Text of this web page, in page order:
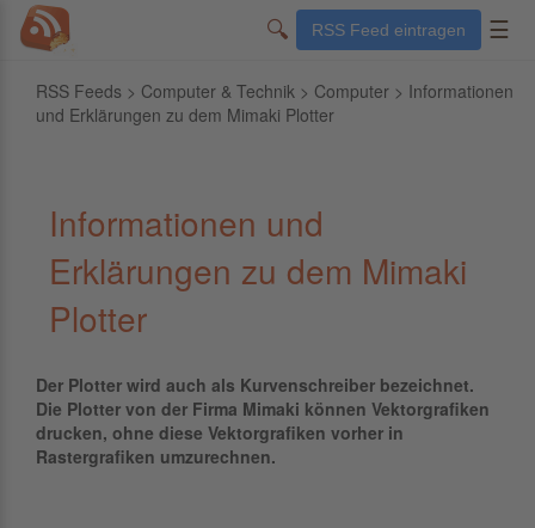
🔍 RSS Feed eintragen ☰
RSS Feeds > Computer & Technik > Computer > Informationen
und Erklärungen zu dem Mimaki Plotter
Informationen und
Erklärungen zu dem Mimaki
Plotter
Der Plotter wird auch als Kurvenschreiber bezeichnet.
Die Plotter von der Firma Mimaki können Vektorgrafiken
drucken, ohne diese Vektorgrafiken vorher in
Rastergrafiken umzurechnen.